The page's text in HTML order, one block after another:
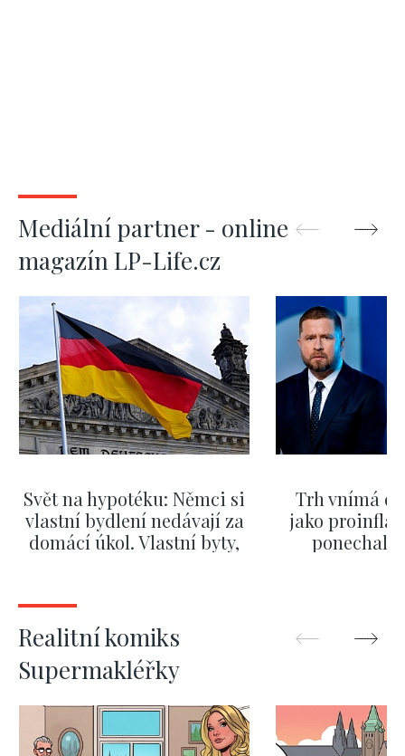
Mediální partner - online
magazín LP-Life.cz
Svět na hypotéku: Němci si
vlastní bydlení nedávají za
domácí úkol. Vlastní byty,
Trh vnímá
jako
ponechali
Realitní komiks
Supermakléřky